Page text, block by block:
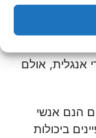
אנגלית, אולם
הנם אנשי
ביכולות